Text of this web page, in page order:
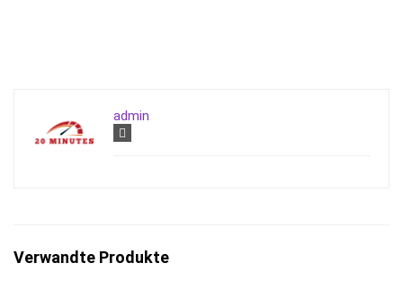
admin
Verwandte Produkte